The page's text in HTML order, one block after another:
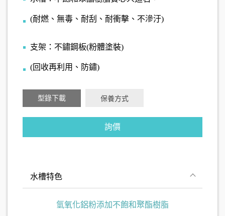
(耐燃、無毒、耐刮、耐衝擊、不滲汙)
支架：不鏽鋼板(粉體塗裝)
(回收再利用、防鏽)
型錄下載 保養方式
詢價
水槽特色
氫氧化鋁粉添加不飽和聚酯樹脂